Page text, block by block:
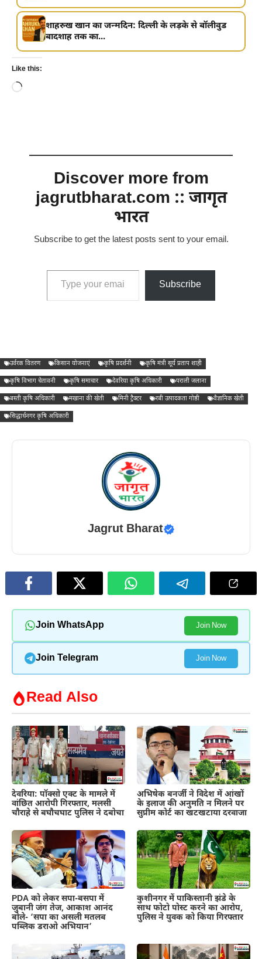
शाहरुख खान का जन्मदिन: दिल्ली के लड़के से बॉलीवुड
बादशाह तक का...
Like this:
Loading…
Discover more from
jagrutbharat.com :: जागृत
भारत
Subscribe to get the latest posts sent to your email.
Type your email…
Subscribe
उर्वरक वितरण किसान योजनाएं कृषि प्रदर्शनी कृषि मंत्री सूर्य प्रताप शाही
कृषि विभाग चेतावनी कृषि समाचार देवरिया कृषि अधिकारी पराली जलाना
बस्ती कृषि अधिकारी मखाना की खेती मिनी ट्रैक्टर रबी उत्पादकता गोष्ठी वैज्ञानिक खेती
सिद्धार्थनगर कृषि अधिकारी
Jagrut Bharat
Join WhatsApp Join Now
Join Telegram Join Now
Read Also
देवरिया: पॉक्सो एक्ट के मामले में
वांछित आरोपी गिरफ्तार, मलसी
चौराहे से बघौचघाट पुलिस ने दबोचा
अभिषेक बनर्जी ने विदेश में आंखों
के इलाज की अनुमति न मिलने पर
सुप्रीम कोर्ट का खटखटाया दरवाजा
PDA को लेकर सपा-बसपा में
जुबानी जंग तेज, आकाश आनंद
बोले- ‘सपा का असली मतलब
पब्लिक डराओ अभियान’
कुशीनगर में पाकिस्तानी झंडे के
साथ फोटो पोस्ट करने का आरोप,
पुलिस ने युवक को किया गिरफ्तार